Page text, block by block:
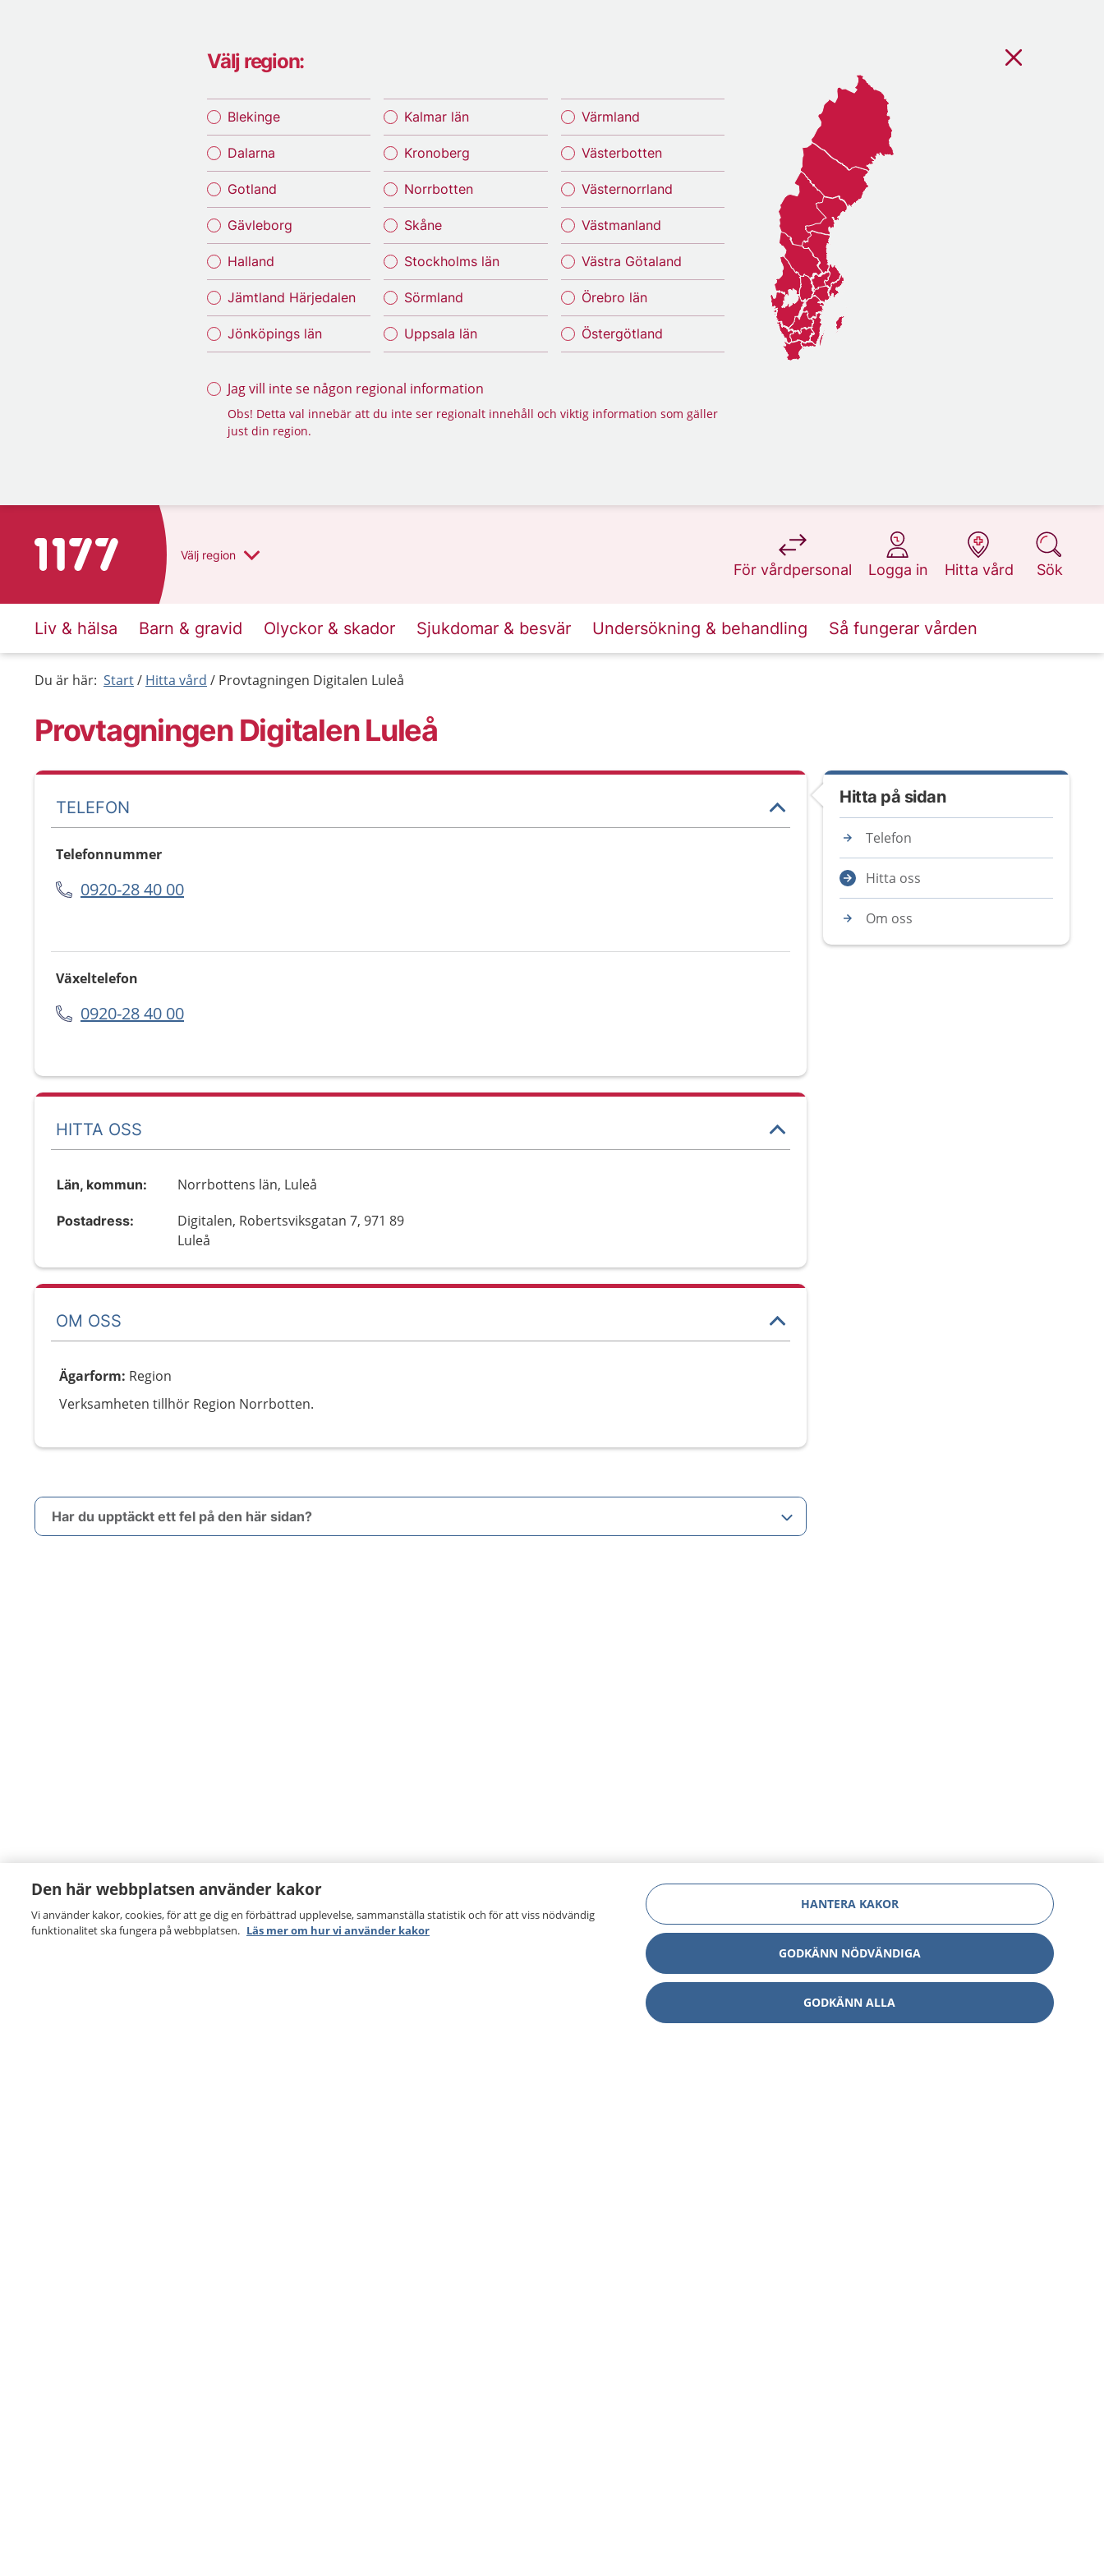
Välj region:
Blekinge
Dalarna
Gotland
Gävleborg
Halland
Jämtland Härjedalen
Jönköpings län
Kalmar län
Kronoberg
Norrbotten
Skåne
Stockholms län
Sörmland
Uppsala län
Värmland
Västerbotten
Västernorrland
Västmanland
Västra Götaland
Örebro län
Östergötland
Jag vill inte se någon regional information
Obs! Detta val innebär att du inte ser regionalt innehåll och viktig information som gäller
just din region.
Till startsidan för 1177 Välj region
För vårdpersonal
på 1177.se
Logga in
på 1177.se
Hitta vård
på 1177.se
Sök
på 1177.se
Liv & hälsa Barn & gravid Olyckor & skador Sjukdomar & besvär Undersökning & behandling Så fungerar vården
Du är här: Start Hitta vård Provtagningen Digitalen Luleå
Provtagningen Digitalen Luleå
TELEFON
Telefonnummer
0920-28 40 00
Växeltelefon
0920-28 40 00
HITTA OSS
Län, kommun: Norrbottens län, Luleå
Postadress:
Digitalen, Robertsviksgatan 7, 971 89
Luleå
OM OSS
Ägarform: Region
Verksamheten tillhör Region Norrbotten.
Har du upptäckt ett fel på den här sidan?
Hitta på sidan
Telefon
Hitta oss
Om oss
Den här webbplatsen använder kakor
Vi använder kakor, cookies, för att ge dig en förbättrad upplevelse, sammanställa statistik och för att viss nödvändig
funktionalitet ska fungera på webbplatsen. Läs mer om hur vi använder kakor
HANTERA KAKOR
GODKÄNN NÖDVÄNDIGA
GODKÄNN ALLA